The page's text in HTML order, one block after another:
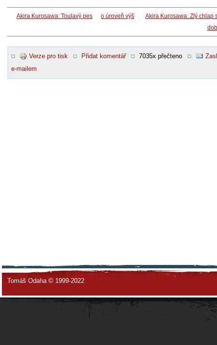
Akira Kurosawa: Toulavý pes o úroveň výš
Akira Kurosawa: Zlý chlap
Verze pro tisk Přidat komentář 7035x přečteno
e-mailem
Tomáš Odaha © 1999-2022